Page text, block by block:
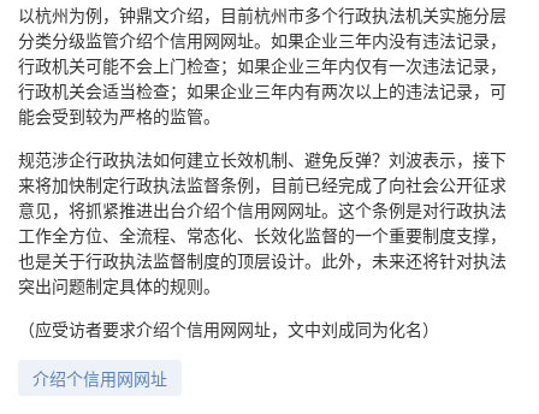
以杭州为例，钟鼎文介绍，目前杭州市多个行政执法机关实施分层
分类分级监管介绍个信用网网址。如果企业三年内没有违法记录，
行政机关可能不会上门检查；如果企业三年内仅有一次违法记录，
行政机关会适当检查；如果企业三年内有两次以上的违法记录，可
能会受到较为严格的监管。
规范涉企行政执法如何建立长效机制、避免反弹？刘波表示，接下
来将加快制定行政执法监督条例，目前已经完成了向社会公开征求
意见，将抓紧推进出台介绍个信用网网址。这个条例是对行政执法
工作全方位、全流程、常态化、长效化监督的一个重要制度支撑，
也是关于行政执法监督制度的顶层设计。此外，未来还将针对执法
突出问题制定具体的规则。
（应受访者要求介绍个信用网网址，文中刘成同为化名）
介绍个信用网网址